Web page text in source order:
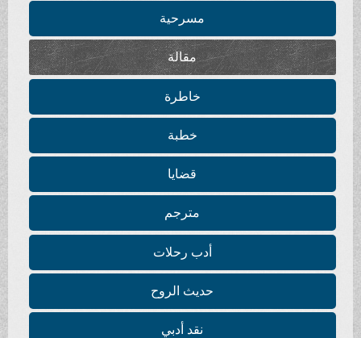
مسرحية
مقالة
خاطرة
خطبة
قضايا
مترجم
أدب رحلات
حديث الروح
نقد أدبي